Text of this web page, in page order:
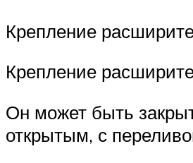
Крепление
Крепление
Он может быть
открытым, с